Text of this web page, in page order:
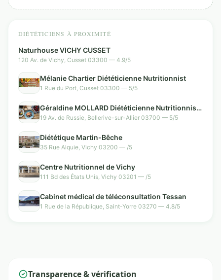
DIÉTÉTICIENS À PROXIMITÉ
Naturhouse VICHY CUSSET
120 Av. de Vichy, Cusset 03300 — 4.9/5
Mélanie Chartier Diététicienne Nutritionnist
1 Rue du Port, Cusset 03300 — 5/5
Géraldine MOLLARD Diététicienne Nutritionniste
Vichy Bellerive sur allier
19 Av. de Russie, Bellerive-sur-Allier 03700 — 5/5
Diététique Martin-Bêche
35 Rue Alquie, Vichy 03200 — /5
Centre Nutritionnel de Vichy
111 Bd des États Unis, Vichy 03201 — /5
Cabinet médical de téléconsultation Tessan
1 Rue de la République, Saint-Yorre 03270 — 4.8/5
Transparence & vérification